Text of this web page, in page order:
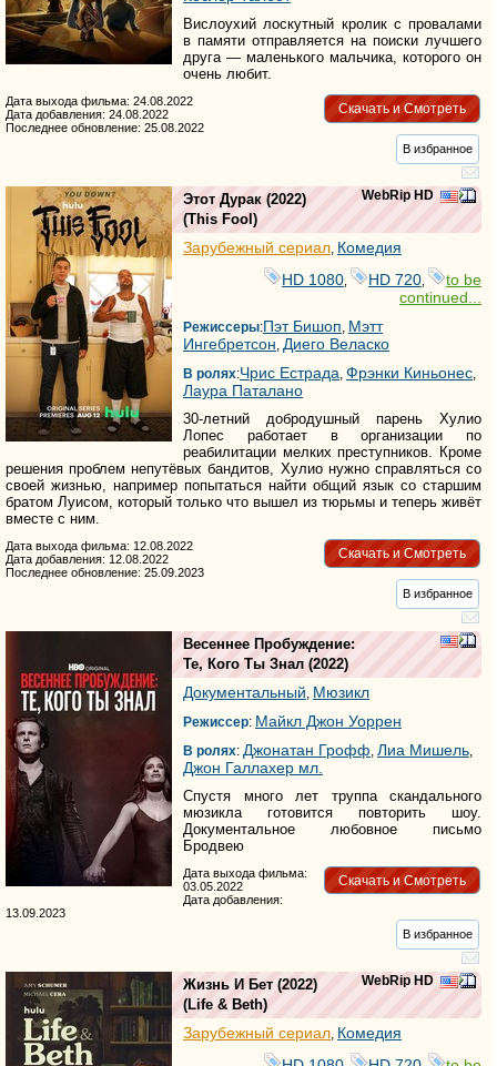
Вислоухий лоскутный кролик с провалами
в памяти отправляется на поиски лучшего
друга — маленького мальчика, которого он
очень любит.
Скачать и Смотреть
Дата выхода фильма: 24.08.2022
Дата добавления: 24.08.2022
Последнее обновление: 25.08.2022
В избранное
WebRip HD
Этот Дурак (2022)
(This Fool )
Зарубежный сериал, Комедия
HD 1080
HD 720
to be
continued...
Режиссеры:Пэт Бишоп, Мэтт
Ингебретсон, Диего Веласко
В ролях:Чрис Естрада, Фрэнки Киньонес,
Лаура Паталано
30-летний добродушный парень Хулио
Лопес работает в организации по
реабилитации мелких преступников. Кроме
решения проблем непутёвых бандитов, Хулио нужно справляться со
своей жизнью, например попытаться найти общий язык со старшим
братом Луисом, который только что вышел из тюрьмы и теперь живёт
вместе с ним.
Скачать и Смотреть
Дата выхода фильма: 12.08.2022
Дата добавления: 12.08.2022
Последнее обновление: 25.09.2023
В избранное
Весеннее Пробуждение:
Те, Кого Ты Знал (2022)
Документальный, Мюзикл
Режиссер: Майкл Джон Уоррен
В ролях: Джонатан Грофф, Лиа Мишель,
Джон Галлахер мл.
Спустя много лет труппа скандального
мюзикла готовится повторить шоу.
Документальное любовное письмо
Бродвею
Скачать и Смотреть
Дата выхода фильма:
03.05.2022
Дата добавления:
13.09.2023
В избранное
WebRip HD
Жизнь И Бет (2022)
(Life & Beth)
Зарубежный сериал, Комедия